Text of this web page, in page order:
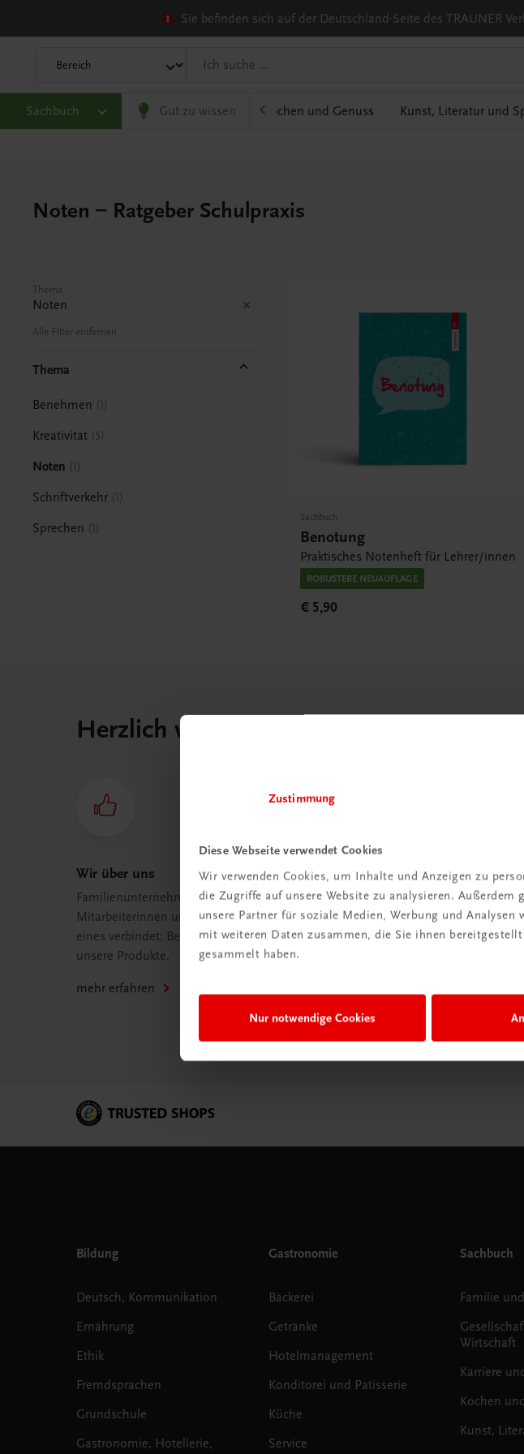
Zustimmung
Diese Webseite verwendet Cookies
Wir verwenden Cookies, um Inhalte und Anzeigen zu
die Zugriffe auf unsere Website zu analysieren.
unsere Partner für soziale Medien, Werbung und
mit weiteren Daten zusammen, die Sie ihnen
gesammelt haben.
Nur notwendige Cookies
Sie befinden sich auf der Deutschland-Seite des TRAUNER
Sachbuch Gut zu wissen
und Wirtschaft Karriere und Beruf Kochen und Genuss Kunst, Literatur und
Noten – Ratgeber Schulpraxis
Thema
Noten
Alle Filter entfernen
Thema
Benehmen 1
Kreativität 5
Noten 1
Schriftverkehr 1
Sprechen 1
Sachbuch
Benotung
Praktisches Notenheft für Lehrer/innen
ROBUSTERE NEUAUFLAGE
€ 5,90
Herzlich willkommen bei TRAUNER!
Wir über uns
Familienunternehmen mit 80
Mitarbeiterinnen und Mitarbeitern, die
eines verbindet: Begeisterung für
unsere Produkte.
mehr erfahren
Wir sind
TRAUNER
Köglstraße 14 |
Österreich/
WhatsApp:+43
mehr erfahren
Bildung
Deutsch, Kommunikation
Ernährung
Ethik
Fremdsprachen
Grundschule
Gastronomie, Hotellerie,
Gastronomie
Bäckerei
Getränke
Hotelmanagement
Konditorei und Patisserie
Küche
Service
Sachbuch
Familie
Wirtschaft
Karriere
Kochen
Kunst,